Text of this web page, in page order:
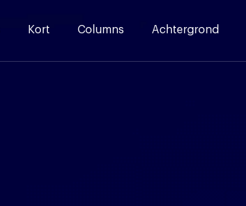
Kort Columns Achtergrond